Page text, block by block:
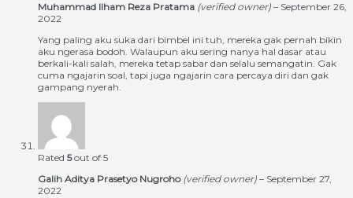
Muhammad Ilham Reza Pratama (verified owner) – September 26,
2022
Yang paling aku suka dari bimbel ini tuh, mereka gak pernah bikin
aku ngerasa bodoh. Walaupun aku sering nanya hal dasar atau
berkali-kali salah, mereka tetap sabar dan selalu semangatin. Gak
cuma ngajarin soal, tapi juga ngajarin cara percaya diri dan gak
gampang nyerah.
Rated 5out of 5
Galih Aditya Prasetyo Nugroho (verified owner) – September 27,
2022